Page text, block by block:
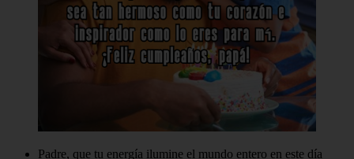
Padre, que tu energía ilumine el mundo entero en este día